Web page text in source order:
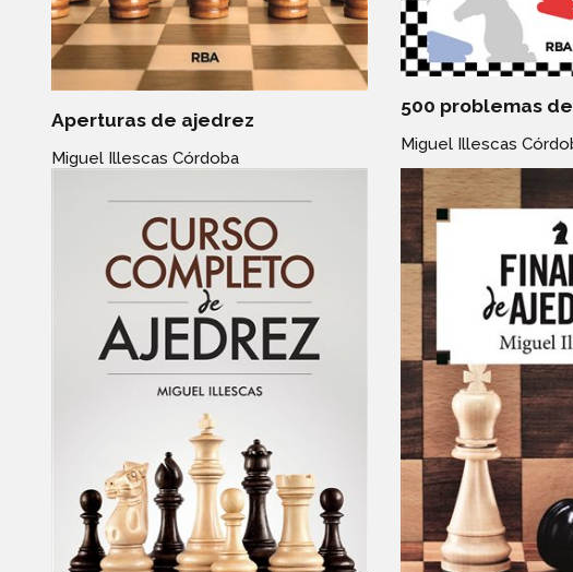
Aperturas de ajedrez
Miguel Illescas Córdoba
500 problemas
Miguel Illescas